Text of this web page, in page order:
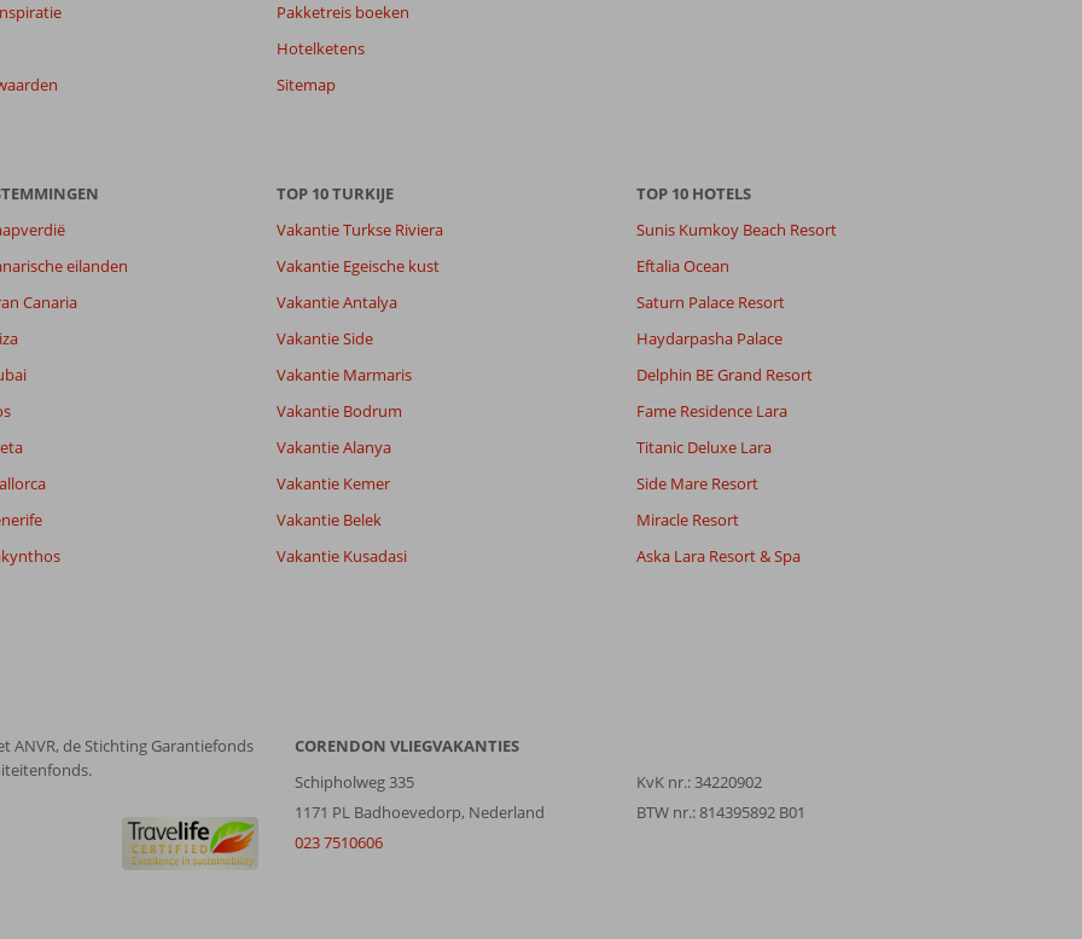
Filter reisgezelschap
Alle
Sorteren op
datum (nieuw > oud)
Pakketreis boeken
Hotelketens
Sitemap
eilanden
Canaria
TOP 10 TURKIJE
Vakantie Turkse Riviera
Vakantie Egeische kust
Vakantie Antalya
Vakantie Side
Vakantie Marmaris
Vakantie Bodrum
Vakantie Alanya
Vakantie Kemer
Vakantie Belek
Vakantie Kusadasi
TOP 10 HOTELS
Sunis Kumkoy Beach Resort
Eftalia Ocean
Saturn Palace Resort
Haydarpasha Palace
Delphin BE Grand Resort
Fame Residence Lara
Titanic Deluxe Lara
Side Mare Resort
Miracle Resort
Aska Lara Resort & Spa
ANVR, de Stichting Garantiefonds
CORENDON VLIEGVAKANTIES
Schipholweg 335
1171 PL Badhoevedorp, Nederland
023 7510606
KvK nr.: 34220902
BTW nr.: 814395892 B01